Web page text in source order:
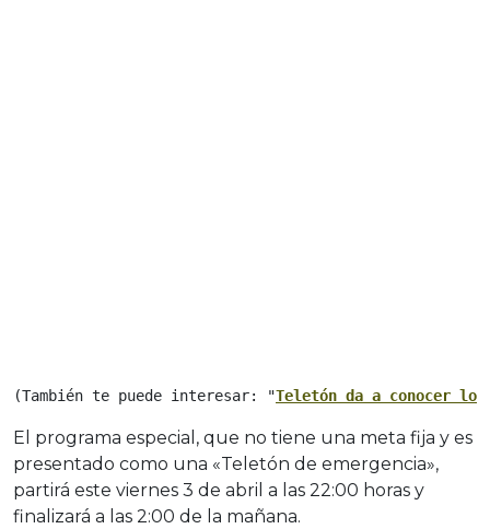
(También te puede interesar: "Teletón da a conocer
El programa especial, que no tiene una meta fija y es
presentado como una «Teletón de emergencia»,
partirá este viernes 3 de abril a las 22:00 horas y
finalizará a las 2:00 de la mañana.